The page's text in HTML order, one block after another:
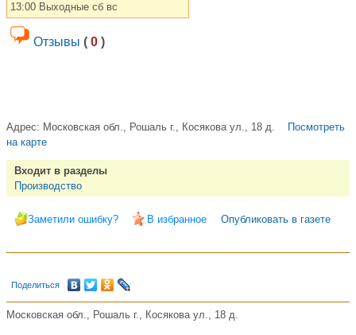
13:00 Выходные сб вс
Отзывы ( 0 )
Адрес: Московская обл., Рошаль г., Косякова ул., 18 д.
Посмотреть
на карте
Входит в разделы
Производство
Заметили ошибку? В избранное Опубликовать в газете
Поделиться
Московская обл., Рошаль г., Косякова ул., 18 д.